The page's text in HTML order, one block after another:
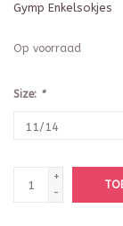
Gymp Enkelsokjes
Op voorraad
Size: *
+
-